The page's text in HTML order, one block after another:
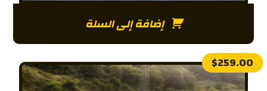
إضافة إلى السلة
$259.00